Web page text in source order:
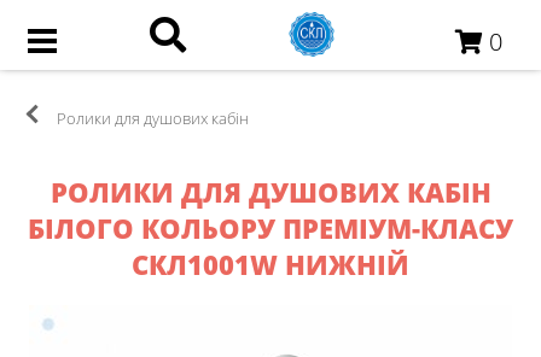
0
Ролики для душових кабін
РОЛИКИ ДЛЯ ДУШОВИХ КАБІН
БІЛОГО КОЛЬОРУ ПРЕМІУМ-КЛАСУ
СКЛ1001W НИЖНІЙ